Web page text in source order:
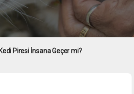
Kedi Piresi İnsana Geçer mi?